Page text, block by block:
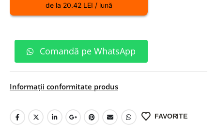
de la 20.42 LEI / lună
Comandă pe WhatsApp
Informații conformitate produs
FAVORITE